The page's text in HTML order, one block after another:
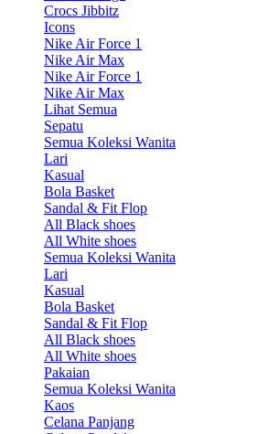
Crocs Jibbitz
Icons
Nike Air Force 1
Nike Air Max
Nike Air Force 1
Nike Air Max
Lihat Semua
Sepatu
Semua Koleksi Wanita
Lari
Kasual
Bola Basket
Sandal & Fit Flop
All Black shoes
All White shoes
Semua Koleksi Wanita
Lari
Kasual
Bola Basket
Sandal & Fit Flop
All Black shoes
All White shoes
Pakaian
Semua Koleksi Wanita
Kaos
Celana Panjang